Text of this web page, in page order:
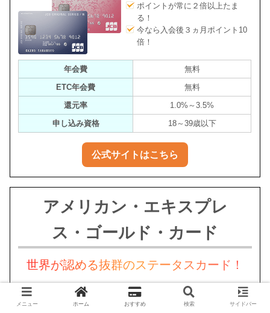
ポイントが常に２倍以上たま
る！
今なら入会後３ヵ月ポイント10
倍！
年会費
無料
ETC年会費
無料
還元率
1.0%～3.5%
申し込み資格
18～39歳以下
公式サイトはこちら
アメリカン・エキスプレ
ス・ゴールド・カード
世界が認める抜群のステータスカード！
国内外の空港VIPラウンジ利用可
能
メニュー ホーム おすすめ 検索 サイドバー